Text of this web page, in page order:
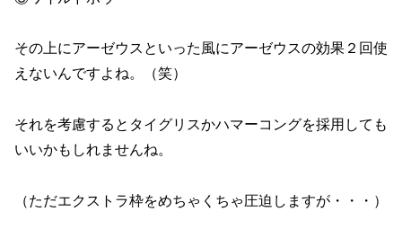
その上にアーゼウスといった風にアーゼウスの効果２回使
えないんですよね。（笑）
それを考慮するとタイグリスかハマーコングを採用しても
いいかもしれませんね。
（ただエクストラ枠をめちゃくちゃ圧迫しますが・・・）